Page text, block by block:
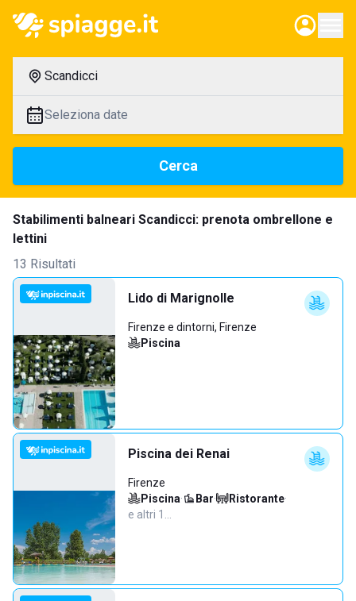
Scandicci
Seleziona date
Cerca
Stabilimenti balneari Scandicci: prenota ombrellone e
lettini
13 Risultati
Lido di Marignolle
Firenze e dintorni, Firenze
Piscina
Piscina dei Renai
Firenze
Piscina· Bar· Ristorante·
e altri 1…